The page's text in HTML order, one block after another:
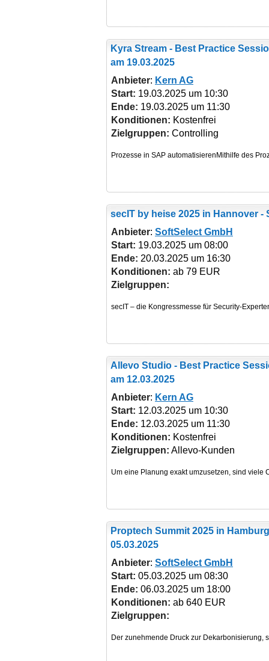
Kyra Stream - Best Practice
am 19.03.2025
Anbieter: Kern AG
Start: 19.03.2025 um 10:30
Ende: 19.03.2025 um 11:30
Konditionen: Kostenfrei
Zielgruppen: Controlling
secIT by heise 2025 in Hannover -
Anbieter: SoftSelect GmbH
Start: 19.03.2025 um 08:00
Ende: 20.03.2025 um 16:30
Konditionen: ab 79 EUR
Zielgruppen:
Allevo Studio - Best Practice
am 12.03.2025
Anbieter: Kern AG
Start: 12.03.2025 um 10:30
Ende: 12.03.2025 um 11:30
Konditionen: Kostenfrei
Zielgruppen: Allevo-Kunden
Proptech Summit 2025 in
05.03.2025
Anbieter: SoftSelect GmbH
Start: 05.03.2025 um 08:30
Ende: 06.03.2025 um 18:00
Konditionen: ab 640 EUR
Zielgruppen: